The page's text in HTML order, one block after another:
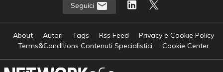
Seguici
About Autori Tags Rss Feed
Privacy e Cookie Policy
Terms&Conditions Contenuti Specialistici
Cookie Center